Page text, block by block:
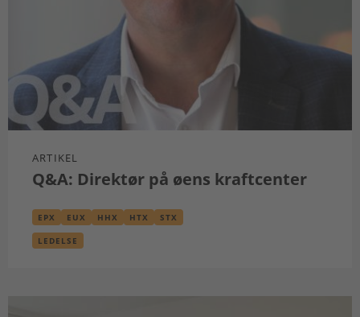
ARTIKEL
Q&A: Direktør på øens kraftcenter
EPX EUX HHX HTX STX
LEDELSE